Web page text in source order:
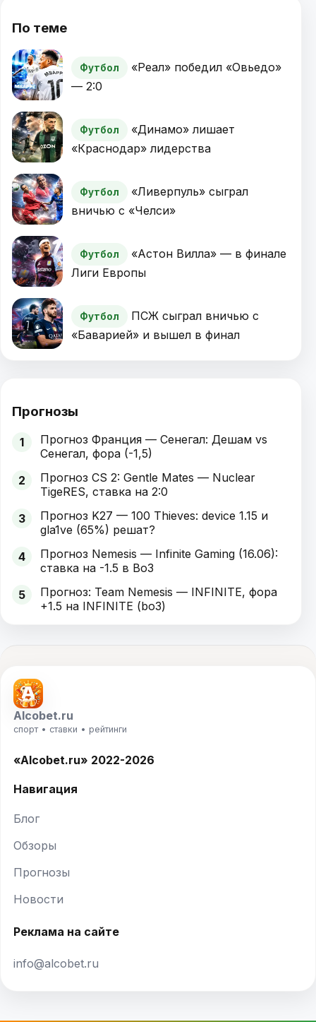
По теме
Футбол
«Реал» победил «Овьедо»
— 2:0
Футбол
«Динамо» лишает
«Краснодар» лидерства
Футбол
«Ливерпуль» сыграл
вничью с «Челси»
Футбол
«Астон Вилла» — в финале
Лиги Европы
Футбол
ПСЖ сыграл вничью с
«Баварией» и вышел в финал
Прогнозы
1
Прогноз Франция — Сенегал: Дешам vs
Сенегал, фора (-1,5)
2
Прогноз CS 2: Gentle Mates — Nuclear
TigeRES, ставка на 2:0
3
Прогноз K27 — 100 Thieves: device 1.15 и
gla1ve (65%) решат?
4
Прогноз Nemesis — Infinite Gaming (16.06):
ставка на -1.5 в Bo3
5
Прогноз: Team Nemesis — INFINITE, фора
+1.5 на INFINITE (bo3)
Alcobet.ru
спорт • ставки • рейтинги
«Alcobet.ru» 2022-2026
Навигация
Блог
Обзоры
Прогнозы
Новости
Реклама на сайте
info@alcobet.ru